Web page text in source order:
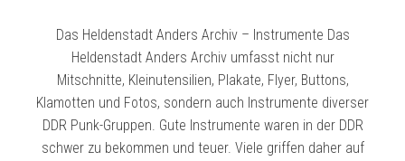
Das Heldenstadt Anders Archiv – Instrumente Das
Heldenstadt Anders Archiv umfasst nicht nur
Mitschnitte, Kleinutensilien, Plakate, Flyer, Buttons,
Klamotten und Fotos, sondern auch Instrumente diverser
DDR Punk-Gruppen. Gute Instrumente waren in der DDR
schwer zu bekommen und teuer. Viele griffen daher auf